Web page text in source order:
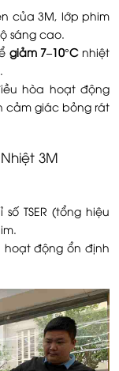
của 3M, lớp phim
sáng cao.
giảm 7–10°Cnhiệt
hòa hoạt động
cảm giác bỏng rát
3M
TSER (tổng hiệu
hoạt động ổn định